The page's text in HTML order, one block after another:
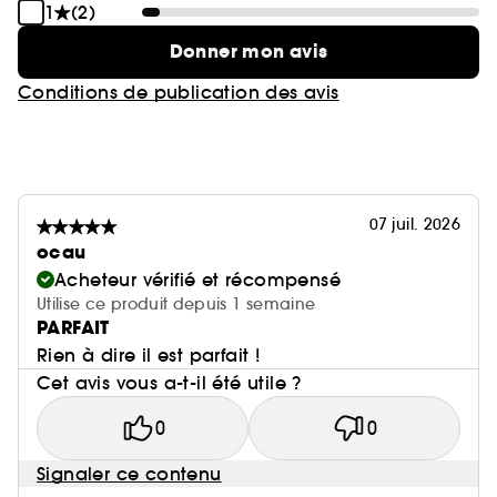
1
(2)
Donner mon avis
Conditions de publication des avis
07 juil. 2026
ocau
Acheteur vérifié et récompensé
Utilise ce produit depuis 1 semaine
PARFAIT
Rien à dire il est parfait !
Cet avis vous a-t-il été utile ?
0 0
Signaler ce contenu